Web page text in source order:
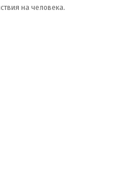
на человека.